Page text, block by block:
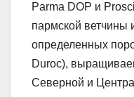
Parma DOP и
пармской ветчины
определенных
Duroc),
Северной и